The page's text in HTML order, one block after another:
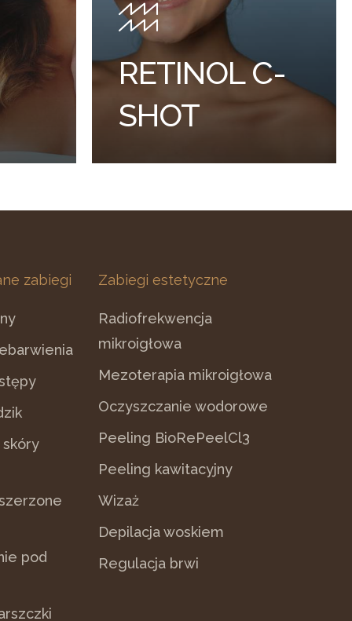
RETINOL C-
SHOT
zabiegi
skóry
pod
Zabiegi estetyczne
Radiofrekwencja
mikroigłowa
Mezoterapia mikroigłowa
Oczyszczanie wodorowe
Peeling BioRePeelCl3
Peeling kawitacyjny
Wizaż
Depilacja woskiem
Regulacja brwi